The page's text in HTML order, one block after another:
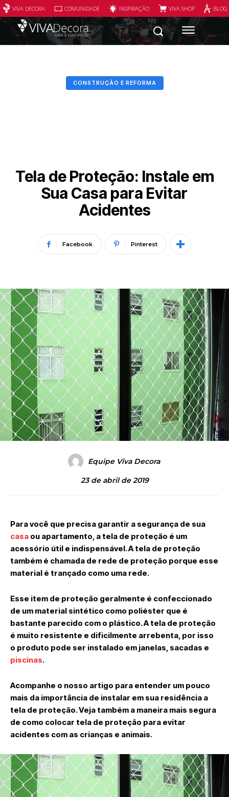
VIVA DECORA COMUNIDADE INSPIRAÇÃO VIVA SHOP
CONSTRUÇÃO E REFORMA
Tela de Proteção: Instale em
Sua Casa para Evitar
Acidentes
Facebook Pinterest
Equipe Viva Decora
23 de abril de 2019
Para você que precisa garantir a segurança de sua
casa ou apartamento, a tela de proteção é um
acessório útil e indispensável. A tela de proteção
também é chamada de rede de proteção porque esse
material é trançado como uma rede.
Esse item de proteção geralmente é confeccionado
de um material sintético como poliéster que é
bastante parecido com o plástico. A tela de proteção
é muito resistente e dificilmente arrebenta, por isso
o produto pode ser instalado em janelas, sacadas e
piscinas.
Acompanhe o nosso artigo para entender um pouco
mais da importância de instalar em sua residência a
tela de proteção. Veja também a maneira mais segura
de como colocar tela de proteção para evitar
acidentes com as crianças e animais.